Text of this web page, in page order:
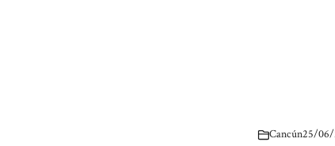
Cancún25/06/